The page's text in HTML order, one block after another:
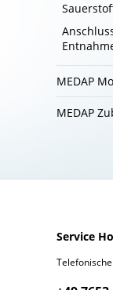
MEDAP
MEDAP
Service